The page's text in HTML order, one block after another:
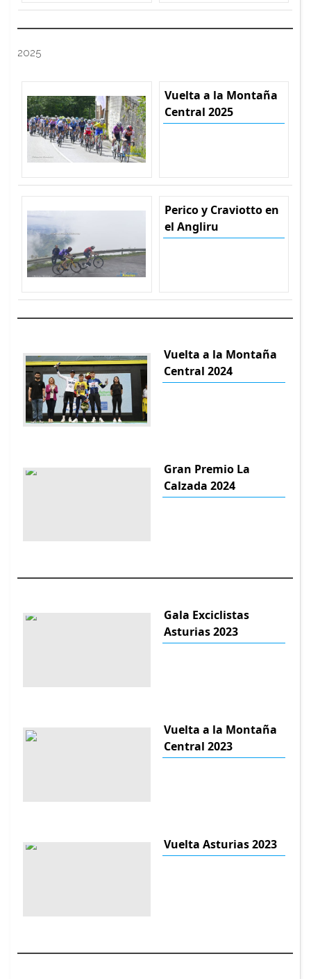
2025
Vuelta a la Montaña
Central 2025
Perico y Craviotto en
el Angliru
Vuelta a la Montaña
Central 2024
Gran Premio La
Calzada 2024
Gala Exciclistas
Asturias 2023
Vuelta a la Montaña
Central 2023
Vuelta Asturias 2023